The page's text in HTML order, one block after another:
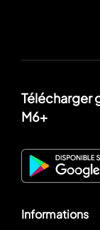
Télécharger
M6+
Informations